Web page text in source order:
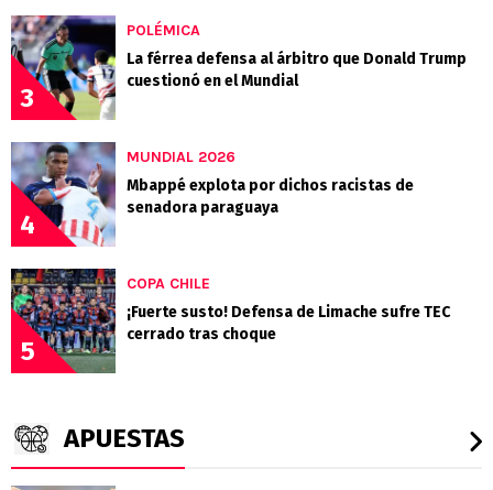
3
POLÉMICA
La férrea defensa al árbitro que Donald Trump
cuestionó en el Mundial
4
MUNDIAL 2026
Mbappé explota por dichos racistas de
senadora paraguaya
5
COPA CHILE
¡Fuerte susto! Defensa de Limache sufre TEC
cerrado tras choque
APUESTAS